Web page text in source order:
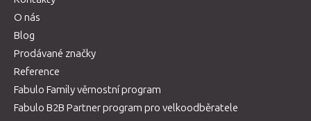
O nás
Blog
Prodávané značky
Reference
Fabulo Family věrnostní program
Fabulo B2B Partner program pro velkoodběratele